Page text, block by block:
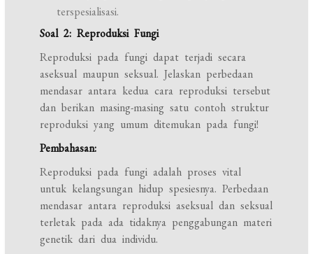
terspesialisasi.
Soal 2: Reproduksi Fungi
Reproduksi pada fungi dapat terjadi secara
aseksual maupun seksual. Jelaskan perbedaan
mendasar antara kedua cara reproduksi tersebut
dan berikan masing-masing satu contoh struktur
reproduksi yang umum ditemukan pada fungi!
Pembahasan:
Reproduksi pada fungi adalah proses vital
untuk kelangsungan hidup spesiesnya. Perbedaan
mendasar antara reproduksi aseksual dan seksual
terletak pada ada tidaknya penggabungan materi
genetik dari dua individu.